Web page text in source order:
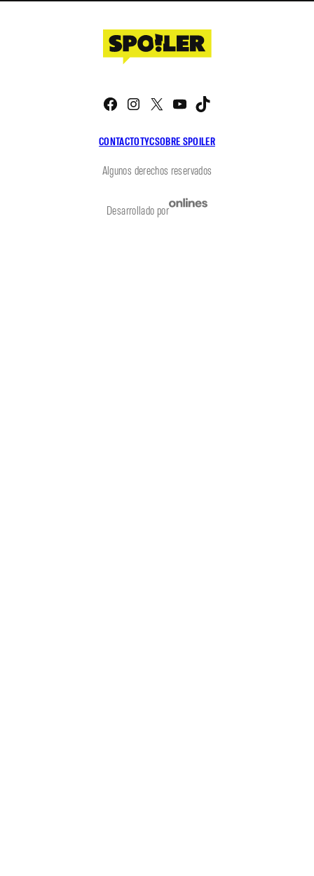
CONTACTOTYCSOBRE SPOILER
Facebook
Instagram
X YouTube
Algunos derechos reservados
Desarrollado por